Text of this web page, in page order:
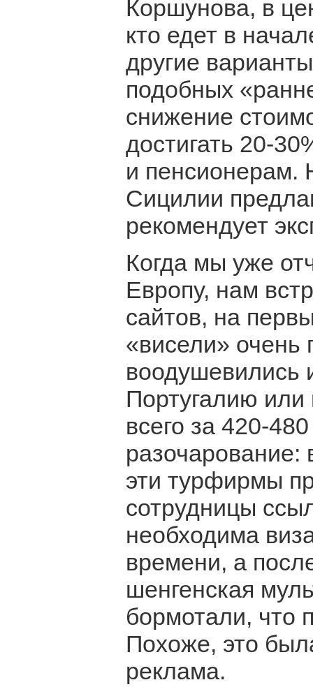
Коршунова, в
кто едет в
другие
подобных
снижение
достигать 20-
и пенсионерам.
Сицилии
рекомендует
Когда мы уже
Европу, нам
сайтов, на
«висели»
воодушевились
Португалию
всего за 420-
разочарование:
эти турфирмы
сотрудницы
необходима
времени, а
шенгенская
бормотали, что
Похоже, это
реклама.